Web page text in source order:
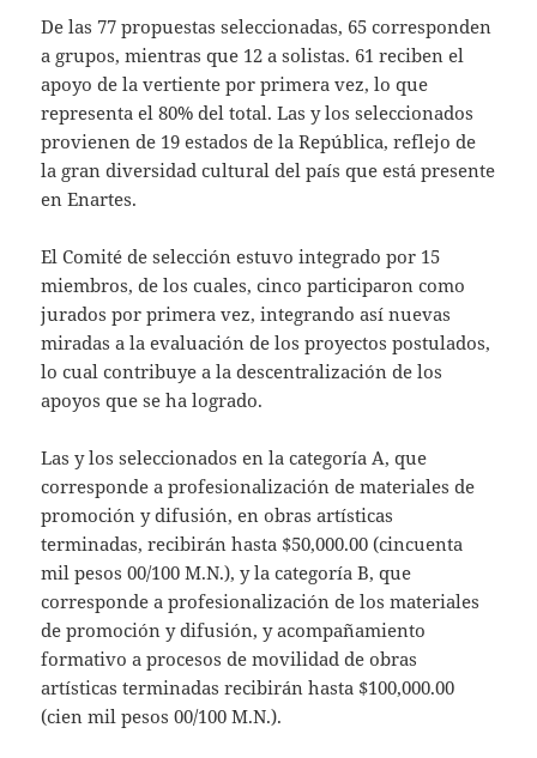
De las 77 propuestas seleccionadas, 65 corresponden
a grupos, mientras que 12 a solistas. 61 reciben el
apoyo de la vertiente por primera vez, lo que
representa el 80% del total. Las y los seleccionados
provienen de 19 estados de la República, reflejo de
la gran diversidad cultural del país que está presente
en Enartes.
El Comité de selección estuvo integrado por 15
miembros, de los cuales, cinco participaron como
jurados por primera vez, integrando así nuevas
miradas a la evaluación de los proyectos postulados,
lo cual contribuye a la descentralización de los
apoyos que se ha logrado.
Las y los seleccionados en la categoría A, que
corresponde a profesionalización de materiales de
promoción y difusión, en obras artísticas
terminadas, recibirán hasta $50,000.00 (cincuenta
mil pesos 00/100 M.N.), y la categoría B, que
corresponde a profesionalización de los materiales
de promoción y difusión, y acompañamiento
formativo a procesos de movilidad de obras
artísticas terminadas recibirán hasta $100,000.00
(cien mil pesos 00/100 M.N.).